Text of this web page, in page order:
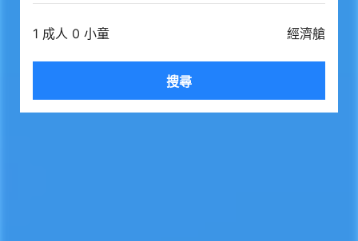
1 成人 0 小童 經濟艙
搜尋